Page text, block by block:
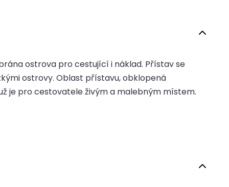
ostrova pro cestující i náklad. Přístav se
ostrovy. Oblast přístavu, obklopená
je pro cestovatele živým a malebným místem.